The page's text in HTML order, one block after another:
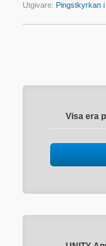
Utgivare:Pingstkyrkan i
Visa era